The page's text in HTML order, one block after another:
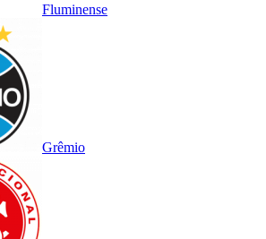
Fluminense
Grêmio